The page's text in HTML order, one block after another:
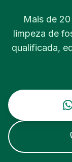
Mais de
limpeza de
qualificada,